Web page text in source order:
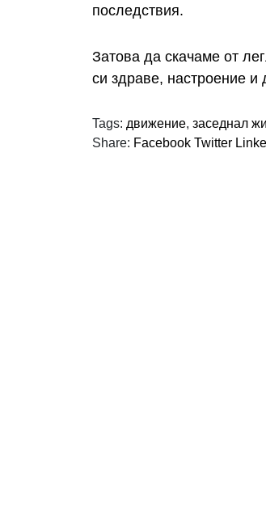
последствия.
Затова да скачаме от
си здраве, настроение и
Tags: движение, заседнал
Share: Facebook Twitter